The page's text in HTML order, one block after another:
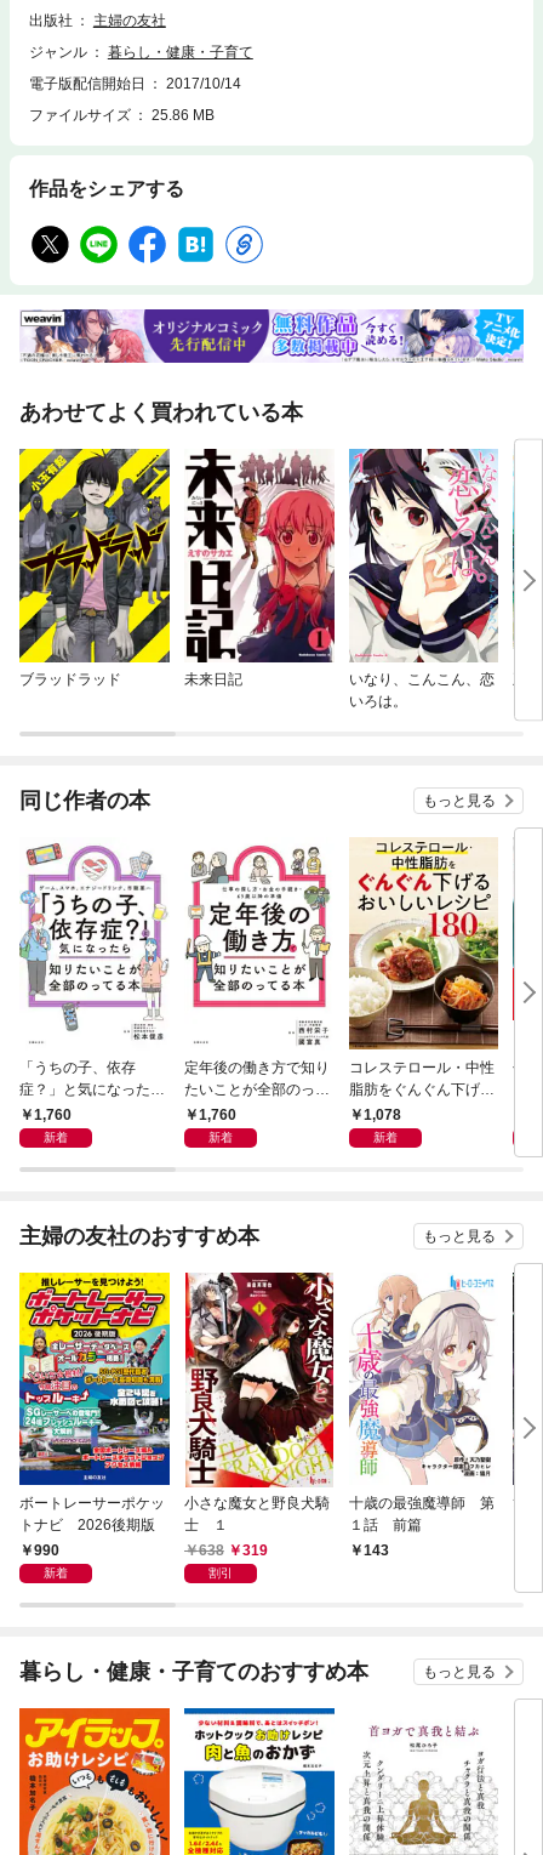
など長く使えて、アレンジできるものばかり。人気の編み物作家、岡本啓
子と風工房が、モチーフと作品デザインを担当。すべてのモチーフを白い
広げやすい。２００７年に雄鶏社で発行された『モチーフつなぎ』を、２
０１０年に新編集して発行した『モチーフつなぎ５０』の新装版。作品の
実物大の糸見本を掲載。商品名にとらわれず自分の好みの糸で自由に編め
るようになっている。手元において長く愛用できる一冊。
出版社
主婦の友社
ジャンル
暮らし・健康・子育て
電子版配信開始日
2017/10/14
ファイルサイズ
25.86 MB
作品をシェアする
あわせてよく買われている本
ブラッドラッド 未来日記
いなり、こんこん、恋
いろは。
た
同じ作者の本 もっと見る
「うちの子、依存
症？」と気になったら
知りたいことが全部の
ってる本
1,760
新着
定年後の働き方で知り
たいことが全部のって
る本1,760
新着
コレステロール・中性
脂肪をぐんぐん下げる
おいしいレシピ180＜
電子新版＞
1,078
新着
ぜ
電
主婦の友社のおすすめ本 もっと見る
ボートレーサーポケッ
トナビ 2026後期版
990
新着
小さな魔女と野良犬騎
士 １
638
319
割引
十歳の最強魔導師 第
１話 前篇
143
ひ
暮らし・健康・子育てのおすすめ本 もっと見る